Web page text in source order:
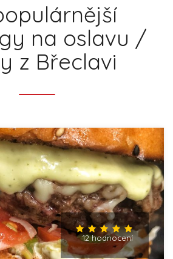
na oslavu /
z Břeclavi
12 hodnocení